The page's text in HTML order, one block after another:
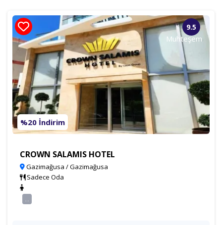
Otel Ara
%20 İndirim
9.5
Muhteşem
CROWN SALAMIS HOTEL
Gazimağusa / Gazimağusa
Sadece Oda
...